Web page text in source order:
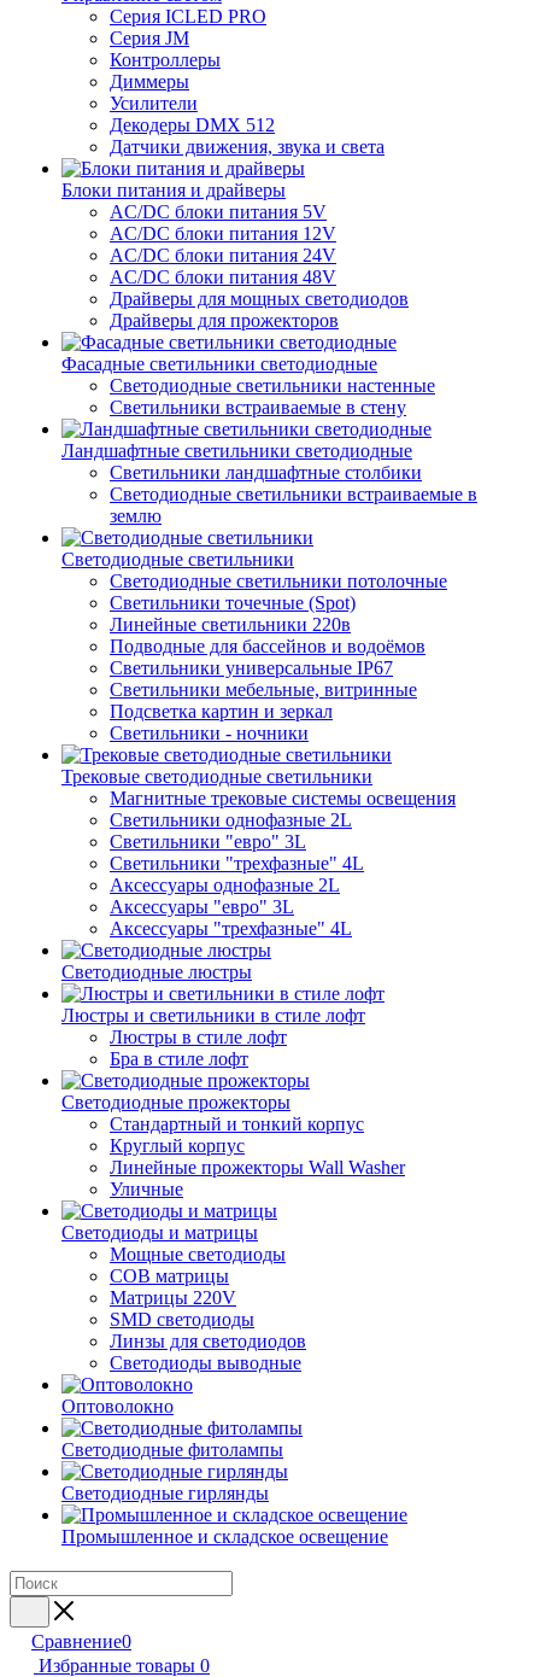
Серия ICLED PRO
Серия JM
Контроллеры
Диммеры
Усилители
Декодеры DMX 512
Датчики движения, звука и света
Блоки питания и драйверы
AC/DC блоки питания 5V
AC/DC блоки питания 12V
AC/DC блоки питания 24V
AC/DC блоки питания 48V
Драйверы для мощных светодиодов
Драйверы для прожекторов
Фасадные светильники светодиодные
Светодиодные светильники настенные
Светильники встраиваемые в стену
Ландшафтные светильники светодиодные
Светильники ландшафтные столбики
Светодиодные светильники встраиваемые в
землю
Светодиодные светильники
Светодиодные светильники потолочные
Светильники точечные (Spot)
Линейные светильники 220в
Подводные для бассейнов и водоёмов
Светильники универсальные IP67
Светильники мебельные, витринные
Подсветка картин и зеркал
Светильники - ночники
Трековые светодиодные светильники
Магнитные трековые системы освещения
Светильники однофазные 2L
Светильники "евро" 3L
Светильники "трехфазные" 4L
Аксессуары однофазные 2L
Аксессуары "евро" 3L
Аксессуары "трехфазные" 4L
Светодиодные люстры
Люстры и светильники в стиле лофт
Люстры в стиле лофт
Бра в стиле лофт
Светодиодные прожекторы
Стандартный и тонкий корпус
Круглый корпус
Линейные прожекторы Wall Washer
Уличные
Светодиоды и матрицы
Мощные светодиоды
COB матрицы
Матрицы 220V
SMD светодиоды
Линзы для светодиодов
Светодиоды выводные
Оптоволокно
Светодиодные фитолампы
Светодиодные гирлянды
Промышленное и складское освещение
Сравнение0
Избранные товары 0